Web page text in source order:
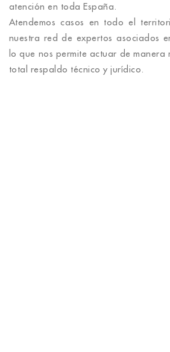
atención en toda España.
Atendemos casos en todo el
nuestra red de expertos asociados
lo que nos permite actuar de
total respaldo técnico y jurídico.